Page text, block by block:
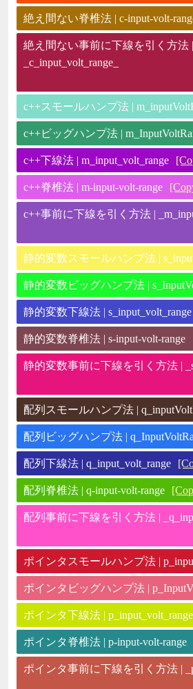
絶え間ない脊椎法 | c-input-volt-
絶え間ない事前に下線を引く方法 |
_c_input_volt_range_
c++スモールハンプ法 |
c++ビッグハンプ法 |
c++下線法 | m_input_volt_range
c++脊椎法 | m-input-volt-range
c++事前に下線を引く方法 |
静的変数スモールハンプ法 |
静的変数ビッグハンプ法 |
静的変数下線法 | s_input_volt_range
静的変数脊椎法 | s-input-volt-range
静的変数事前に下線を引く方法 |
配列スモールハンプ法 |
配列ビッグハンプ法 |
配列下線法 | q_input_volt_range
配列脊椎法 | q-input-volt-range
配列事前に下線を引く方法 |
ポインタスモールハンプ法 |
ポインタビッグハンプ法 |
ポインタ下線法 | p_input_volt_range
ポインタ脊椎法 | p-input-volt-range
ポインタ事前に下線を引く方法 |